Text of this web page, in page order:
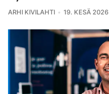
ARHI KIVILAHTI 19. KESÄ 2026